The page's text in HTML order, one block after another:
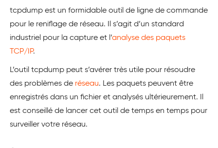
tcpdump est un formidable outil de ligne de commande
pour le reniflage de réseau. Il s’agit d’un standard
industriel pour la capture et l’analyse des paquets
TCP/IP.
L’outil tcpdump peut s’avérer très utile pour résoudre
des problèmes de réseau. Les paquets peuvent être
enregistrés dans un fichier et analysés ultérieurement. Il
est conseillé de lancer cet outil de temps en temps pour
surveiller votre réseau.